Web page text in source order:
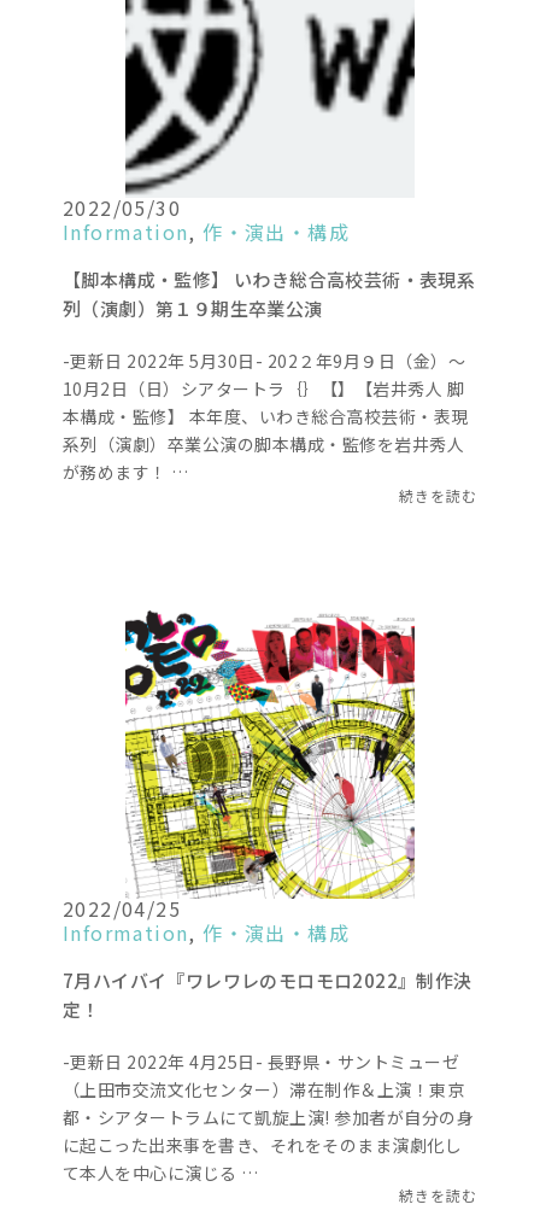
2022/05/30
Information,作・演出・構成
【脚本構成・監修】 いわき総合高校芸術・表現系
列（演劇）第１９期生卒業公演
-更新日 2022年 5月30日- 202２年9月９日（金）～
10月2日（日）シアタートラ｛｝【】【岩井秀人 脚
本構成・監修】 本年度、いわき総合高校芸術・表現
系列（演劇）卒業公演の脚本構成・監修を岩井秀人
が務めます！ …
続きを読む
2022/04/25
Information,作・演出・構成
7月ハイバイ『ワレワレのモロモロ2022』制作決
定！
-更新日 2022年 4月25日- 長野県・サントミューゼ
（上田市交流文化センター）滞在制作＆上演！東京
都・シアタートラムにて凱旋上演! 参加者が自分の身
に起こった出来事を書き、それをそのまま演劇化し
て本人を中心に演じる …
続きを読む